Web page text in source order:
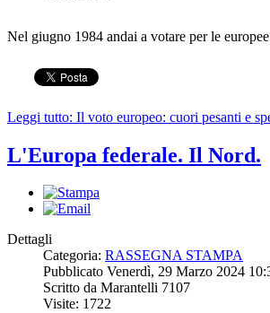
Nel giugno 1984 andai a votare per le
Leggi tutto: Il voto europeo: cuori pesanti e
L'Europa federale. Il Nord.
Dettagli
Categoria: RASSEGNA STAMPA
Pubblicato Venerdì, 29 Marzo 2024
Scritto da Marantelli 7107
Visite: 1722